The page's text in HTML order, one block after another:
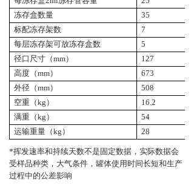
冻存盒数量 35
标配冻存架数 7
每层冻存架可放冻存盒数 5
径口尺寸（mm）
127
高度（mm）
673
外径（mm）
508
空重（kg）
16.2
满重（kg）
54
运输重量（kg）
28
*挥发速率和持续天数不是固定数据，实际数据会
受样品种类，大气条件，罐体使用时间长短和生产
过程中的公差影响